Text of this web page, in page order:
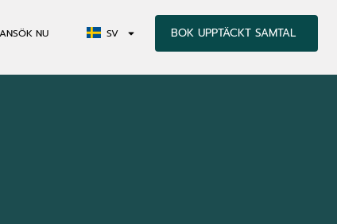
ANSÖK NU SV BOK UPPTÄCKT SAMTAL